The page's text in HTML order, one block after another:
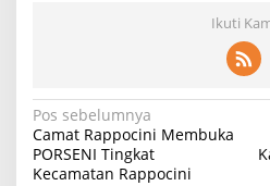
Ikuti
Navigasi
pos
Pos sebelumnya
Camat Rappocini Membuka
PORSENI Tingkat
Kecamatan Rappocini